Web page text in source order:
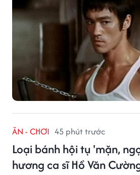
ĂN - CHƠI 45 phút trước
Loại bánh hội tụ 'mặn,
hương ca sĩ Hồ Văn